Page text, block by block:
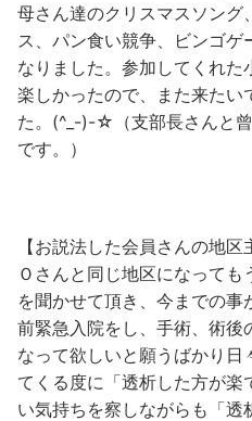
母さん達のクリスマスソング
ス、パン食い競争、ビンゴ
なりました。参加してくれた
楽しかったので、また来たい
た。(^_-)-☆（支部長さんと
です。）
【お説法した会員さんの地
Ｏさんと同じ地区になって
を聞かせて頂き、今までの
前緊急入院をし、手術、術後
なって欲しいと願うばかり日
てくる度に「透析した方が楽
い気持ちを察しながらも「